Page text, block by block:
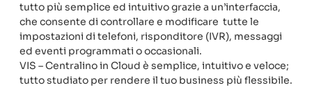
tutto più semplice ed intuitivo grazie a un’interfaccia,
che consente di controllare e modificare tutte le
impostazioni di telefoni, risponditore (IVR), messaggi
ed eventi programmati o occasionali.
VIS – Centralino in Cloud è semplice, intuitivo e veloce;
tutto studiato per rendere il tuo business più flessibile.